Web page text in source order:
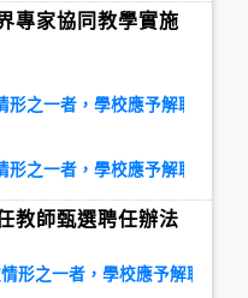
專家協同教學實施
形之一者，學校應予解聘，且
形之一者，學校應予解聘，且
教師甄選聘任辦法
形之一者，學校應予解聘，